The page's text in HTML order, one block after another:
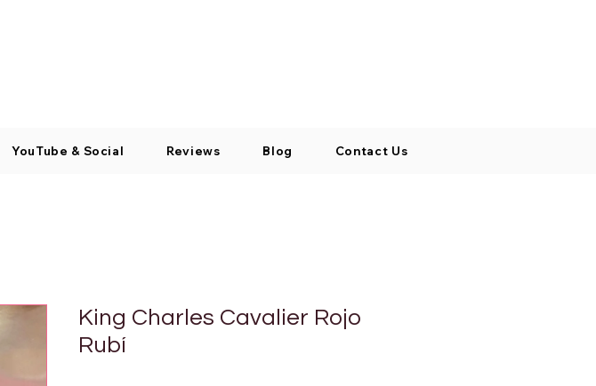
YouTube & Social Reviews Blog Contact Us
King Charles Cavalier Rojo
Rubí